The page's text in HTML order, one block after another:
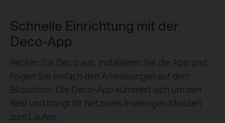
Schnelle Einrichtung mit der
Deco-App
Packen Sie Deco aus, installieren Sie die App und
folgen Sie einfach den Anweisungen auf dem
Bildschirm. Die Deco-App kümmert sich um den
Rest und bringt Ihr Netzwerk in wenigen Minuten
zum Laufen.